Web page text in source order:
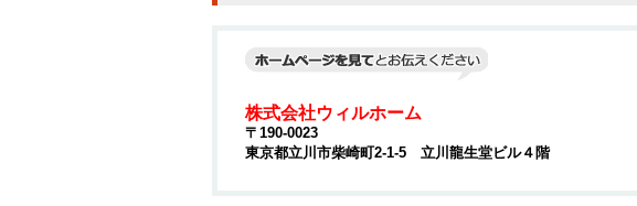
株式会社ウィルホーム
〒190-0023
東京都立川市柴崎町2-1-5 立川龍生堂ビル４階